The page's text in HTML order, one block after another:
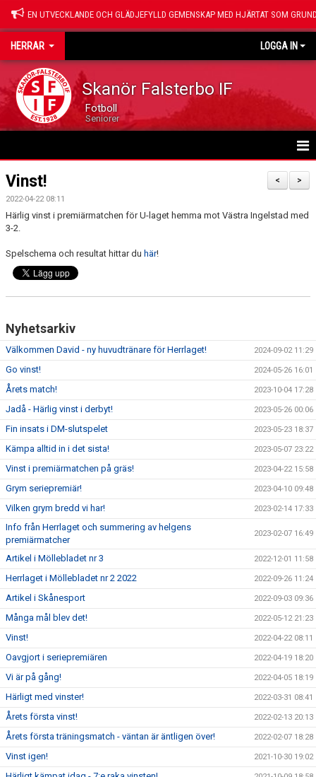
EN UTVECKLANDE OCH GLÄDJEFYLLD GEMENSKAP MED HJÄRTAT SOM
HERRAR LOGGA IN
Skanör Falsterbo IF
Fotboll
Seniorer
HEM
NYHETER
KALENDER
LEDARE
TRUPPEN
GÄSTBOK
BILDGALLERI
DOKUMENT
MATCHER
>
<
Vinst!
2022-04-22 08:11
Härlig vinst i premiärmatchen för U-laget hemma mot Västra Ingelstad med
3-2.
Spelschema och resultat hittar du här!
Nyhetsarkiv
Välkommen David - ny huvudtränare för Herrlaget! 2024-09-02 11:29
Go vinst! 2024-05-26 16:01
Årets match! 2023-10-04 17:28
Jadå - Härlig vinst i derbyt! 2023-05-26 00:06
Fin insats i DM-slutspelet 2023-05-23 18:37
Kämpa alltid in i det sista! 2023-05-07 23:22
Vinst i premiärmatchen på gräs! 2023-04-22 15:58
Grym seriepremiär! 2023-04-10 09:48
Vilken grym bredd vi har! 2023-02-14 17:33
Info från Herrlaget och summering av helgens
premiärmatcher
2023-02-07 16:49
Artikel i Möllebladet nr 3 2022-12-01 11:58
Herrlaget i Möllebladet nr 2 2022 2022-09-26 11:24
Artikel i Skånesport 2022-09-03 09:36
Många mål blev det! 2022-05-12 21:23
Vinst! 2022-04-22 08:11
Oavgjort i seriepremiären 2022-04-19 18:20
Vi är på gång! 2022-04-05 18:19
Härligt med vinster! 2022-03-31 08:41
Årets första vinst! 2022-02-13 20:13
Årets första träningsmatch - väntan är äntligen över! 2022-02-07 18:28
Vinst igen! 2021-10-30 19:02